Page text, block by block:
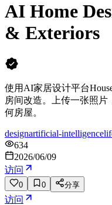
AI Home
& Exteriors
使用AI家居设计平台
房间改造。上传一张照
何房屋。
designartificial-intelligence
634
2026/06/09
访问
0 0 分享
访问